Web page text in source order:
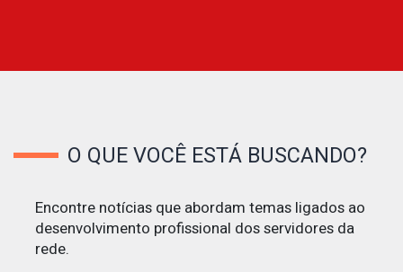
O QUE VOCÊ ESTÁ BUSCANDO?
Encontre notícias que abordam temas ligados ao
desenvolvimento profissional dos servidores da
rede.